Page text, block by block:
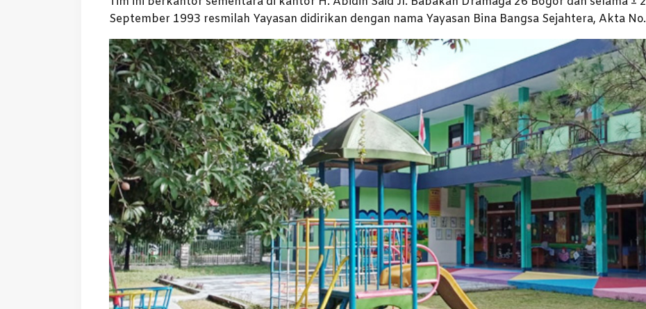
September 1993 resmilah Yayasan didirikan dengan nama Yayasan Bina Bangsa Sejahtera, Akta